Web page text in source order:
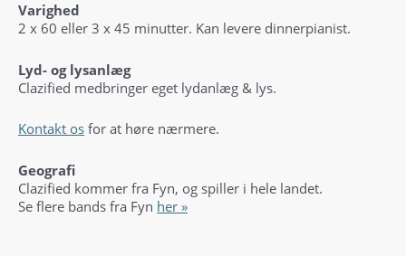
Varighed
2 x 60 eller 3 x 45 minutter. Kan levere dinnerpianist.
Lyd- og lysanlæg
Clazified medbringer eget lydanlæg & lys.
Kontakt os for at høre nærmere.
Geografi
Clazified kommer fra Fyn, og spiller i hele landet.
Se flere bands fra Fyn her »